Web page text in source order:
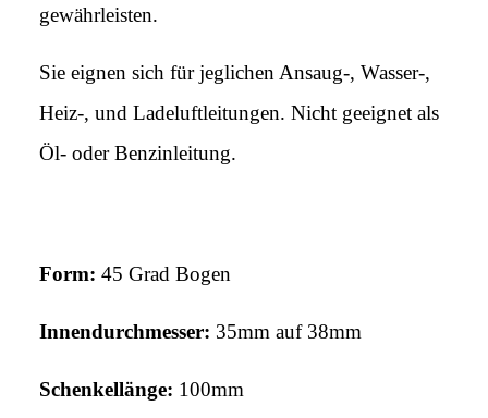
gewährleisten.
Sie eignen sich für jeglichen Ansaug-, Wasser-,
Heiz-, und Ladeluftleitungen. Nicht geeignet als
Öl- oder Benzinleitung.
Form: 45 Grad Bogen
Innendurchmesser: 35mm auf 38mm
Schenkellänge: 100mm